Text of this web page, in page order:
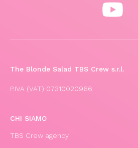
The Blonde Salad TBS Crew s.r.l.
P.IVA (VAT) 07310020966
CHI SIAMO
TBS Crew agency